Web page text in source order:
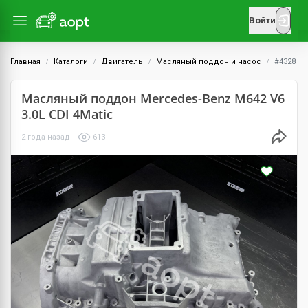
Войти
Главная Каталоги Двигатель Масляный поддон и насос #4328
Масляный поддон Mercedes-Benz M642 V6
3.0L CDI 4Matic
2 года назад 613